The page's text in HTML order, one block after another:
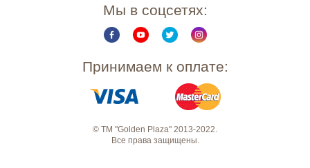
Мы в соцсетях:
Принимаем к оплате:
© ТМ "Golden Plaza" 2013-2022.
Все права защищены.